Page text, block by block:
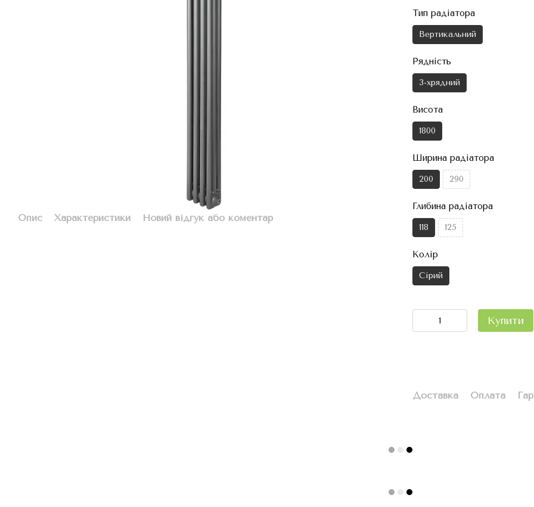
Опис Характеристики Новий відгук або коментар
Тип радіатора
Вертикальний
Рядність
3-хрядний
Висота
1800
Ширина радіатора
200 290
Глибина радіатора
118 125
Колір
Сірий
Купити
Доставка Оплата